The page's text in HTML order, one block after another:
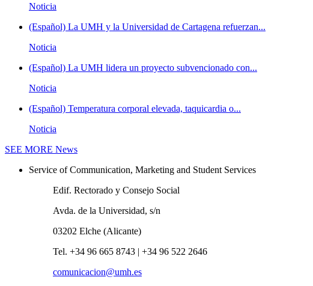
Noticia
(Español) La UMH y la Universidad de Cartagena refuerzan...
Noticia
(Español) La UMH lidera un proyecto subvencionado con...
Noticia
(Español) Temperatura corporal elevada, taquicardia o...
Noticia
SEE MORE News
Service of Communication, Marketing and Student Services
Edif. Rectorado y Consejo Social
Avda. de la Universidad, s/n
03202 Elche (Alicante)
Tel. +34 96 665 8743 | +34 96 522 2646
comunicacion@umh.es